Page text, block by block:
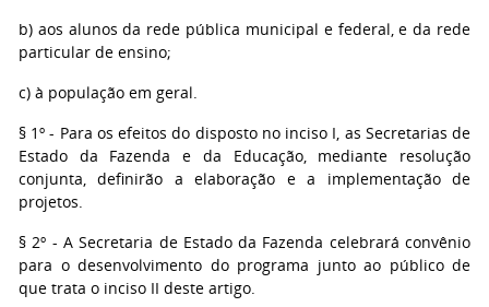
b) aos alunos da rede pública municipal e federal, e da rede
particular de ensino;
c) à população em geral.
§ 1º - Para os efeitos do disposto no inciso I, as Secretarias de
Estado da Fazenda e da Educação, mediante resolução
conjunta, definirão a elaboração e a implementação de
projetos.
§ 2º - A Secretaria de Estado da Fazenda celebrará convênio
para o desenvolvimento do programa junto ao público de
que trata o inciso II deste artigo.